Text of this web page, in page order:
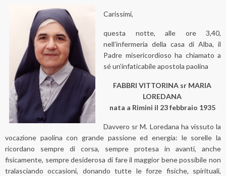
Carissimi,
questa notte, alle ore 3,40,
nell’infermeria della casa di Alba, il
Padre misericordioso ha chiamato a
sé un’infaticabile apostola paolina
FABBRI VITTORINA sr MARIA
LOREDANA
nata a Rimini il 23 febbraio 1935
Davvero sr M. Loredana ha vissuto la
vocazione paolina con grande passione ed energia: le sorelle la
ricordano sempre di corsa, sempre protesa in avanti, anche
fisicamente, sempre desiderosa di fare il maggior bene possibile non
tralasciando occasioni, donando tutte le forze fisiche, spirituali,